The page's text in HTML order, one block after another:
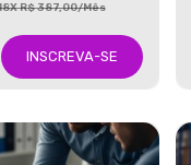
R$ 387,00/Mês
INSCREVA-SE